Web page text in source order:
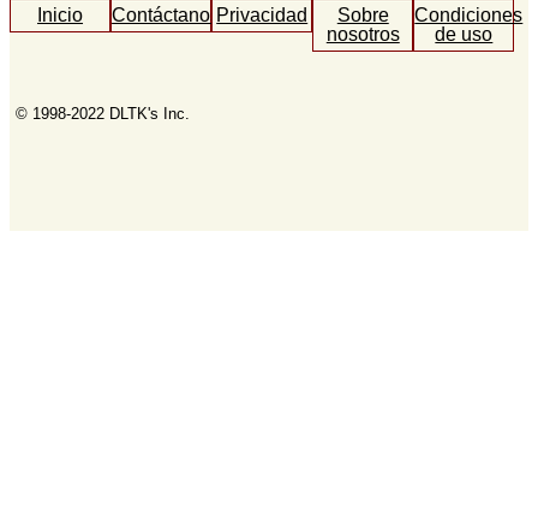
Inicio ContáctanosPrivacidad
Sobre
nosotros
Condiciones
de uso
© 1998-2022 DLTK's Inc.